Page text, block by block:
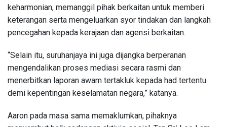
keharmonian, memanggil pihak berkaitan untuk memberi
keterangan serta mengeluarkan syor tindakan dan langkah
pencegahan kepada kerajaan dan agensi berkaitan.
“Selain itu, suruhanjaya ini juga dijangka berperanan
mengendalikan proses mediasi secara rasmi dan
menerbitkan laporan awam tertakluk kepada had tertentu
demi kepentingan keselamatan negara,” katanya.
Aaron pada masa sama memaklumkan, pihaknya